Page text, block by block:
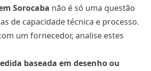
Sorocaba não é só uma questão
de capacidade técnica e processo.
um fornecedor, analise estes
baseada em desenho ou